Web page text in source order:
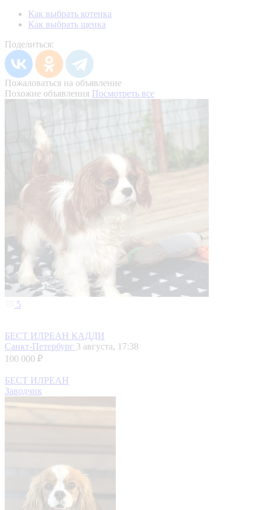
Как выбрать котенка
Как выбрать щенка
Поделиться:
Пожаловаться на объявление
Похожие объявления Посмотреть все
5
БЕСТ ИЛРЕАН КАДДИ
Санкт-Петербург 3 августа, 17:38
100 000 ₽
БЕСТ ИЛРЕАН
Заводчик